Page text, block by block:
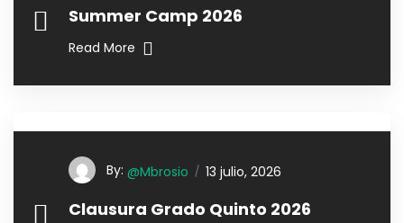
Summer Camp 2026
Read More
By: @mbrosio 13 julio, 2026
Clausura Grado Quinto 2026